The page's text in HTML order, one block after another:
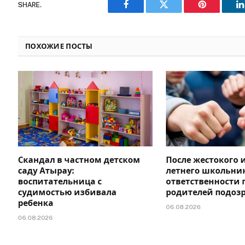
SHARE.
Facebook Twitter Pinterest
ПОХОЖИЕ ПОСТЫ
Скандал в частном детском
саду Атырау:
воспитательница с
судимостью избивала
ребенка
06.08.2026
После жестокого
летнего
ответственности
родителей
06.08.2026